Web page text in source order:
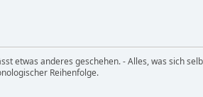
etwas anderes geschehen. - Alles, was sich
Reihenfolge.